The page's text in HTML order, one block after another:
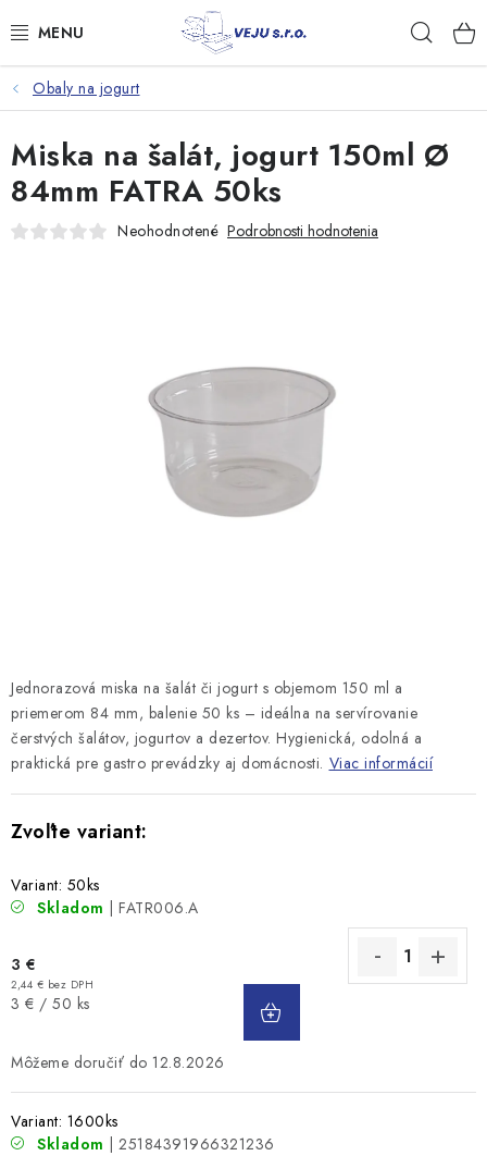
na
TAŠKY A VRECKÁ
FÓLIE, PAPIER, RUKAVICE
JEDNORÁZOVÝ RIAD
Doprava a platba
Obaly na jogurt
Jednorazová miska na šalát či jogurt s objemom 150 ml a
priemerom 84 mm, balenie 50 ks – ideálna na servírovanie
čerstvých šalátov, jogurtov a dezertov. Hygienická, odolná a
praktická pre gastro prevádzky aj domácnosti. Viac informácií
Variant: 50ks
Skladom
| FATR006.A
3 €
2,44 € bez DPH
Jednotková
3 € / 50 ks
12.8.2026
Variant: 1600ks
Skladom
| 25184391966321236
Miska na šalát, jogurt 150ml Ø
84mm FATRA 50ks
Neohodnotené Podrobnosti hodnotenia